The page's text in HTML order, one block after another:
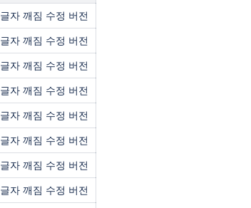
글자 깨짐 수정 버전
글자 깨짐 수정 버전
글자 깨짐 수정 버전
글자 깨짐 수정 버전
글자 깨짐 수정 버전
글자 깨짐 수정 버전
글자 깨짐 수정 버전
글자 깨짐 수정 버전